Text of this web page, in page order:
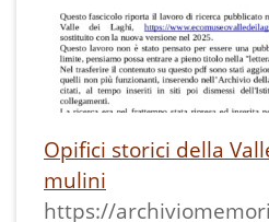
Opifici storici della
mulini
https://